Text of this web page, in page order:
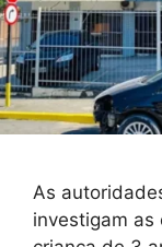
As
investigam as